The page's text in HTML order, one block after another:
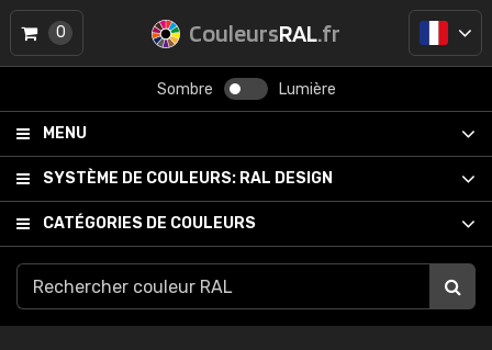
CouleursRAL.fr
Sombre Lumière
MENU
SYSTÈME DE COULEURS: RAL DESIGN
CATÉGORIES DE COULEURS
0